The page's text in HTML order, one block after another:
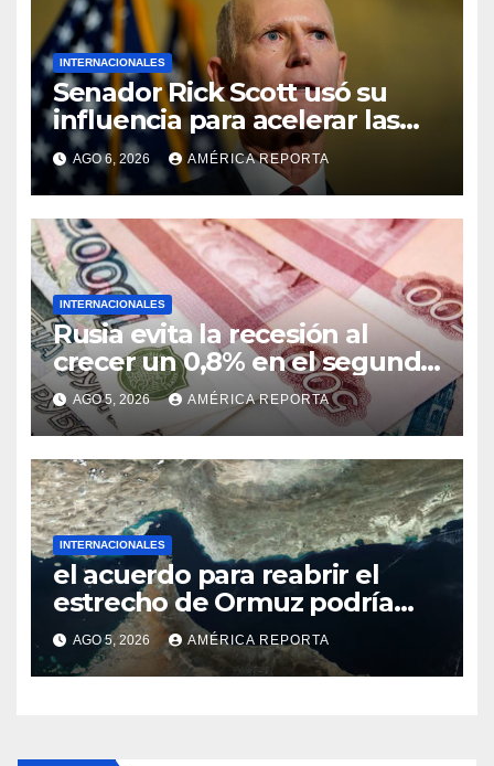
INTERNACIONALES
Senador Rick Scott usó su
influencia para acelerar las
elecciones en Venezuela
AGO 6, 2026 AMÉRICA REPORTA
INTERNACIONALES
Rusia evita la recesión al
crecer un 0,8% en el segundo
trimestre
AGO 5, 2026 AMÉRICA REPORTA
INTERNACIONALES
el acuerdo para reabrir el
estrecho de Ormuz podría
concretarse esta semana
AGO 5, 2026 AMÉRICA REPORTA